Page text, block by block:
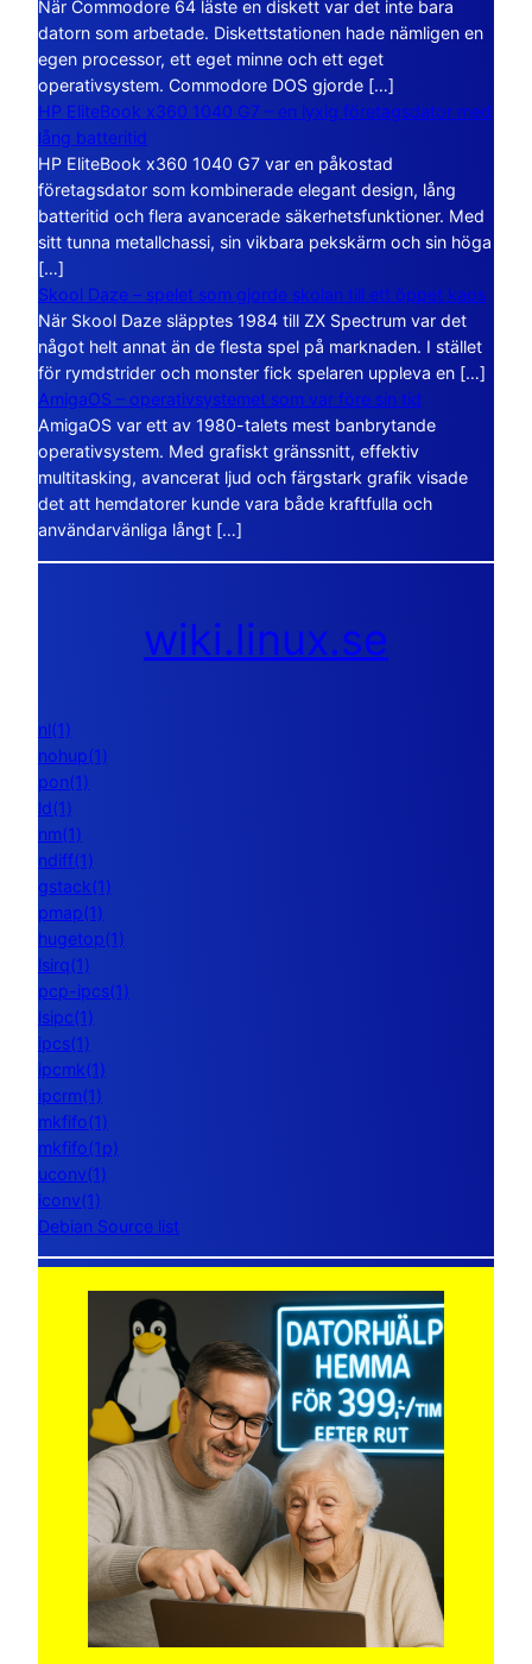
När Commodore 64 läste en diskett var det inte bara
datorn som arbetade. Diskettstationen hade nämligen en
egen processor, ett eget minne och ett eget
operativsystem. Commodore DOS gjorde […]
HP EliteBook x360 1040 G7 – en lyxig företagsdator med
lång batteritid
HP EliteBook x360 1040 G7 var en påkostad
företagsdator som kombinerade elegant design, lång
batteritid och flera avancerade säkerhetsfunktioner. Med
sitt tunna metallchassi, sin vikbara pekskärm och sin höga
[…]
Skool Daze – spelet som gjorde skolan till ett öppet kaos
När Skool Daze släpptes 1984 till ZX Spectrum var det
något helt annat än de flesta spel på marknaden. I stället
för rymdstrider och monster fick spelaren uppleva en […]
AmigaOS – operativsystemet som var före sin tid
AmigaOS var ett av 1980-talets mest banbrytande
operativsystem. Med grafiskt gränssnitt, effektiv
multitasking, avancerat ljud och färgstark grafik visade
det att hemdatorer kunde vara både kraftfulla och
användarvänliga långt […]
wiki.linux.se
nl(1)
nohup(1)
pon(1)
ld(1)
nm(1)
ndiff(1)
gstack(1)
pmap(1)
hugetop(1)
lsirq(1)
pcp-ipcs(1)
lsipc(1)
ipcs(1)
ipcmk(1)
ipcrm(1)
mkfifo(1)
mkfifo(1p)
uconv(1)
iconv(1)
Debian Source list